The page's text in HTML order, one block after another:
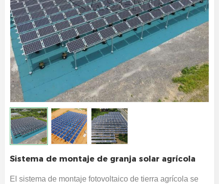
Sistema de montaje de granja solar agrícola
El sistema de montaje fotovoltaico de tierra agrícola se